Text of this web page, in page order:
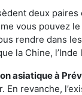
deux
vous pouvez
rendre dans
la Chine, l’Inde
asiatiqueà
revanche,